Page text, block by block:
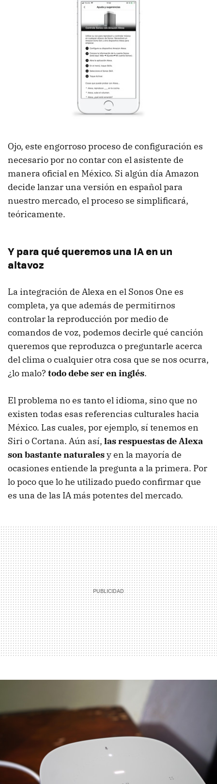
Ojo, este engorroso proceso de configuración es
necesario por no contar con el asistente de
manera oficial en México. Si algún día Amazon
decide lanzar una versión en español para
nuestro mercado, el proceso se simplificará,
teóricamente.
Y para qué queremos una IA en un
altavoz
La integración de Alexa en el Sonos One es
completa, ya que además de permitirnos
controlar la reproducción por medio de
comandos de voz, podemos decirle qué canción
queremos que reproduzca o preguntarle acerca
del clima o cualquier otra cosa que se nos ocurra,
¿lo malo? todo debe ser en inglés.
El problema no es tanto el idioma, sino que no
existen todas esas referencias culturales hacia
México. Las cuales, por ejemplo, sí tenemos en
Siri o Cortana. Aún así, las respuestas de Alexa
son bastante naturalesy en la mayoría de
ocasiones entiende la pregunta a la primera. Por
lo poco que lo he utilizado puedo confirmar que
es una de las IA más potentes del mercado.